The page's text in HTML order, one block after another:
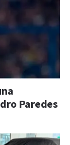
Paredes